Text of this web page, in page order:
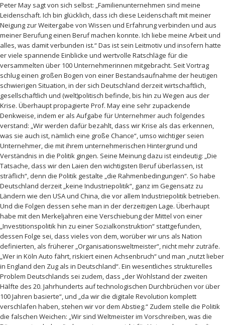
Peter May sagt von sich selbst: „Familienunternehmen sind meine
Leidenschaft. Ich bin glücklich, dass ich diese Leidenschaft mit meiner
Neigung zur Weitergabe von Wissen und Erfahrung verbinden und aus
meiner Berufung einen Beruf machen konnte. Ich liebe meine Arbeit und
alles, was damit verbunden ist.“ Das ist sein Leitmotiv und insofern hatte
er viele spannende Einblicke und wertvolle Ratschläge für die
versammelten über 100 Unternehmerinnen mitgebracht. Seit Vortrag
schlug einen großen Bogen von einer Bestandsaufnahme der heutigen
schwierigen Situation, in der sich Deutschland derzeit wirtschaftlich,
gesellschaftlich und (welt)politisch befinde, bis hin zu Wegen aus der
Krise. Überhaupt propagierte Prof. May eine sehr zupackende
Denkweise, indem er als Aufgabe für Unternehmer auch folgendes
verstand: „Wir werden dafür bezahlt, dass wir Krise als das erkennen,
was sie auch ist, nämlich eine große Chance“, umso wichtiger seien
Unternehmer, die mit ihrem unternehmerischen Hintergrund und
Verständnis in die Politik gingen. Seine Meinung dazu ist eindeutig: „Die
Tatsache, dass wir den Laien den wichtigsten Beruf überlassen, ist
sträflich“, denn die Politik gestalte „die Rahmenbedingungen“. So habe
Deutschland derzeit „keine Industriepolitik“, ganz im Gegensatz zu
Ländern wie den USA und China, die vor allem Industriepolitik betrieben.
Und die Folgen dessen sehe man in der derzeitigen Lage. Überhaupt
habe mit den Merkeljahren eine Verschiebung der Mittel von einer
„Investitionspolitik hin zu einer Sozialkonstruktion“ stattgefunden,
dessen Folge sei, dass vieles von dem, worüber wir uns als Nation
definierten, als früherer „Organisationsweltmeister“, nicht mehr zuträfe.
„Wer in Köln Auto fährt, riskiert einen Achsenbruch“ und man „nutzt lieber
in England den Zug als in Deutschland“. Ein wesentliches strukturelles
Problem Deutschlands sei zudem, dass „der Wohlstand der zweiten
Hälfte des 20. Jahrhunderts auf technologischen Durchbrüchen vor über
100 Jahren basierte“, und „da wir die digitale Revolution komplett
verschlafen haben, stehen wir vor dem Abstieg.“ Zudem stelle die Politik
die falschen Weichen: „Wir sind Weltmeister im Vorschreiben, was die